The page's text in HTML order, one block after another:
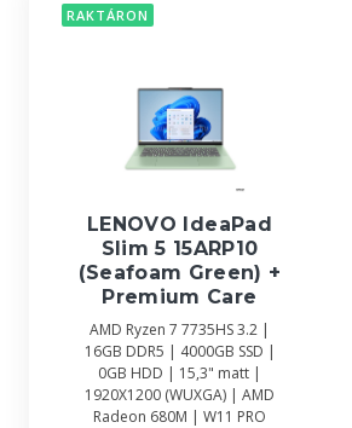
RAKTÁRON
LENOVO IdeaPad
Slim 5 15ARP10
(Seafoam Green) +
Premium Care
AMD Ryzen 7 7735HS 3.2 |
16GB DDR5 | 4000GB SSD |
0GB HDD | 15,3" matt |
1920X1200 (WUXGA) | AMD
Radeon 680M | W11 PRO